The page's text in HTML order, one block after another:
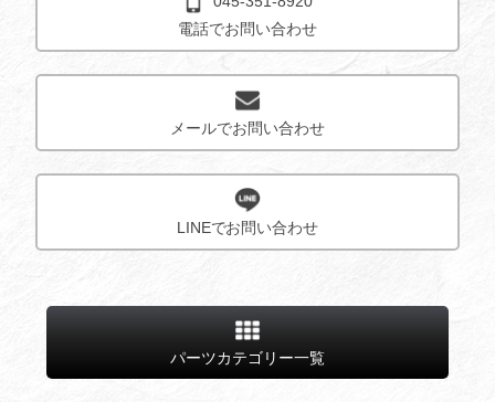
電話でお問い合わせ
メールでお問い合わせ
LINEでお問い合わせ
パーツカテゴリー一覧